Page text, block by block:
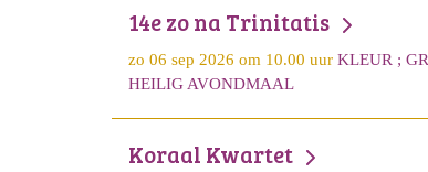
14e zo na Trinitatis
zo 06 sep 2026 om 10.00 uur KLEUR ;
HEILIG AVONDMAAL
Koraal Kwartet